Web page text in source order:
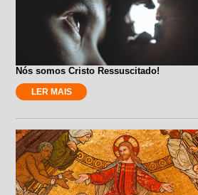
Nós somos Cristo Ressuscitado!
LER MAIS